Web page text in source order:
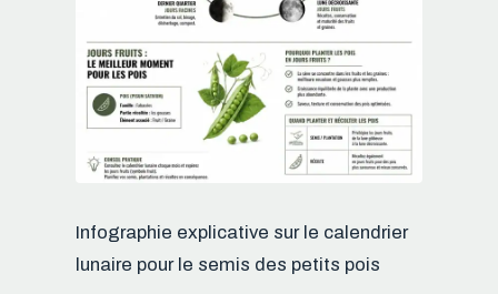
Infographie explicative sur le calendrier
lunaire pour le semis des petits pois